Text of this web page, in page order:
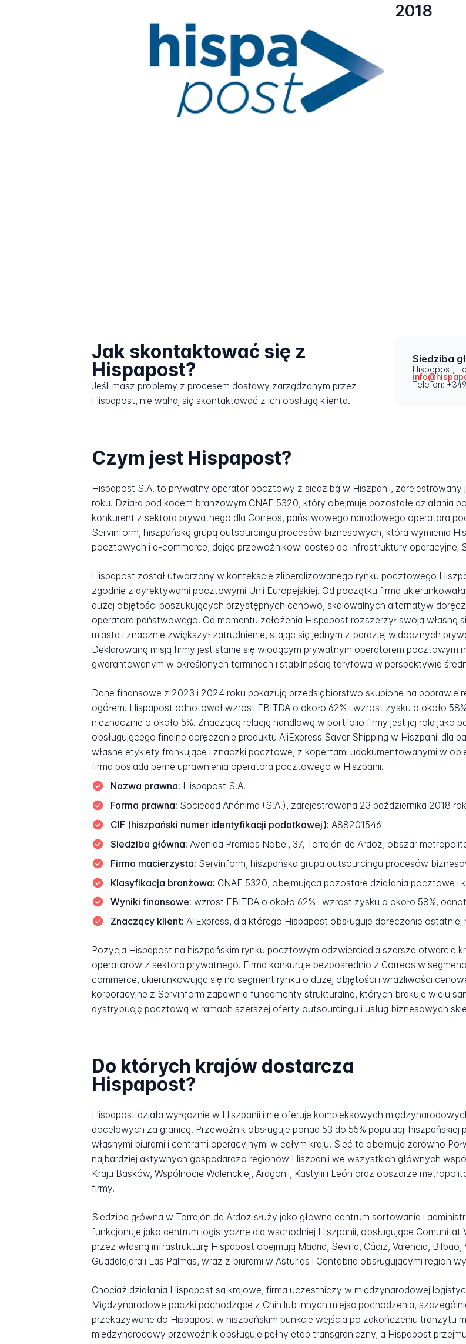
2018
Jak skontaktować się z
Hispapost?
Jeśli masz problemy z procesem dostawy zarządzanym przez
Hispapost, nie wahaj się skontaktować z ich obsługą klienta.
Siedziba
Hispapost,
Telefon:
Czym jest Hispapost?
Hispapost S.A. to prywatny operator pocztowy z siedzibą w Hiszpanii, zarejestrowany
roku. Działa pod kodem branżowym CNAE 5320, który obejmuje pozostałe działania
konkurent z sektora prywatnego dla Correos, państwowego narodowego operatora
Servinform, hiszpańską grupą outsourcingu procesów biznesowych, która wymienia
pocztowych i e-commerce, dając przewoźnikowi dostęp do infrastruktury operacyjnej
Hispapost został utworzony w kontekście zliberalizowanego rynku pocztowego
zgodnie z dyrektywami pocztowymi Unii Europejskiej. Od początku firma
dużej objętości poszukujących przystępnych cenowo, skalowalnych alternatyw
operatora państwowego. Od momentu założenia Hispapost rozszerzył swoją własną
miasta i znacznie zwiększył zatrudnienie, stając się jednym z bardziej widocznych
Deklarowaną misją firmy jest stanie się wiodącym prywatnym operatorem pocztowym
gwarantowanym w określonych terminach i stabilnością taryfową w perspektywie
Dane finansowe z 2023 i 2024 roku pokazują przedsiębiorstwo skupione na
ogółem. Hispapost odnotował wzrost EBITDA o około 62% i wzrost zysku o około
nieznacznie o około 5%. Znaczącą relacją handlową w portfolio firmy jest jej rola jako
obsługującego finalne doręczenie produktu AliExpress Saver Shipping w Hiszpanii dla
własne etykiety frankujące i znaczki pocztowe, z kopertami udokumentowanymi w
firma posiada pełne uprawnienia operatora pocztowego w Hiszpanii.
Nazwa prawna: Hispapost S.A.
Forma prawna: Sociedad Anónima (S.A.), zarejestrowana 23 października 2018
CIF (hiszpański numer identyfikacji podatkowej): A88201546
Siedziba główna: Avenida Premios Nobel, 37, Torrejón de Ardoz, obszar
Firma macierzysta: Servinform, hiszpańska grupa outsourcingu procesów
Klasyfikacja branżowa: CNAE 5320, obejmująca pozostałe działania pocztowe i
Wyniki finansowe: wzrost EBITDA o około 62% i wzrost zysku o około 58%,
Znaczący klient: AliExpress, dla którego Hispapost obsługuje doręczenie
Pozycja Hispapost na hiszpańskim rynku pocztowym odzwierciedla szersze otwarcie
operatorów z sektora prywatnego. Firma konkuruje bezpośrednio z Correos w
commerce, ukierunkowując się na segment rynku o dużej objętości i wrażliwości
korporacyjne z Servinform zapewnia fundamenty strukturalne, których brakuje wielu
dystrybucję pocztową w ramach szerszej oferty outsourcingu i usług biznesowych
Do których krajów dostarcza
Hispapost?
Hispapost działa wyłącznie w Hiszpanii i nie oferuje kompleksowych
docelowych za granicą. Przewoźnik obsługuje ponad 53 do 55% populacji
własnymi biurami i centrami operacyjnymi w całym kraju. Sieć ta obejmuje zarówno
najbardziej aktywnych gospodarczo regionów Hiszpanii we wszystkich głównych
Kraju Basków, Wspólnocie Walenckiej, Aragonii, Kastylii i León oraz obszarze
firmy.
Siedziba główna w Torrejón de Ardoz służy jako główne centrum sortowania i
funkcjonuje jako centrum logistyczne dla wschodniej Hiszpanii, obsługujące Comunitat
przez własną infrastrukturę Hispapost obejmują Madrid, Sevilla, Cádiz, Valencia,
Guadalajara i Las Palmas, wraz z biurami w Asturias i Cantabria obsługującymi region
Chociaż działania Hispapost są krajowe, firma uczestniczy w międzynarodowej
Międzynarodowe paczki pochodzące z Chin lub innych miejsc pochodzenia,
przekazywane do Hispapost w hiszpańskim punkcie wejścia po zakończeniu tranzytu
międzynarodowy przewoźnik obsługuje pełny etap transgraniczny, a Hispapost